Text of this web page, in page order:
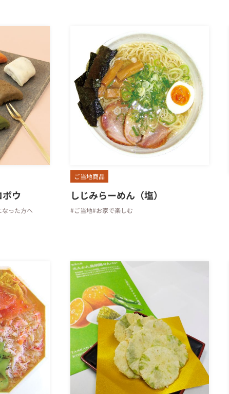
ウ
なった方へ
ご当地商品
しじみらーめん（塩）
#ご当地#お家で楽しむ